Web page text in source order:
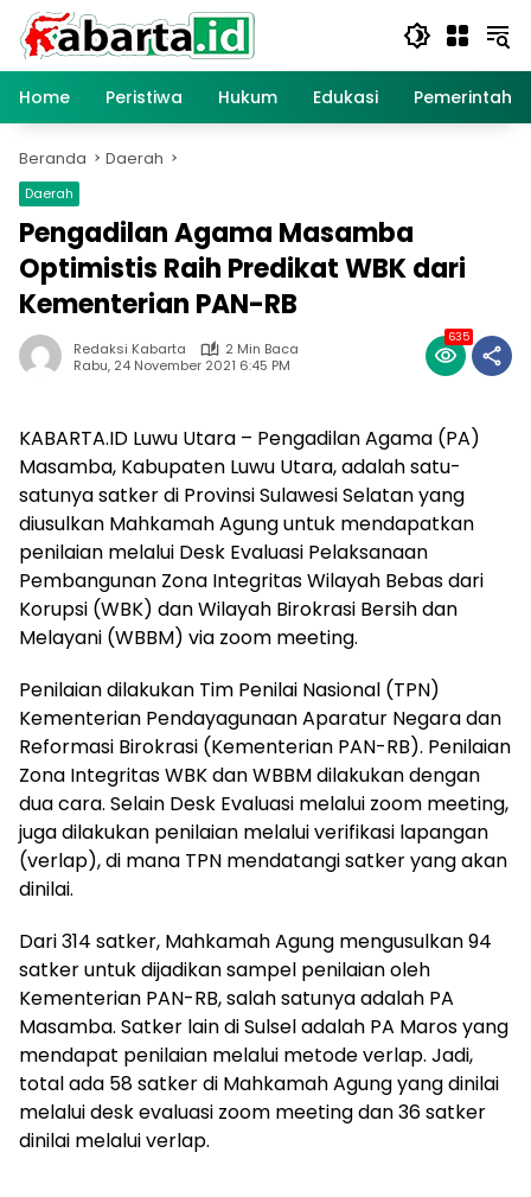
Langsung
konten
Home
Peristiwa Hukum Edukasi
Beranda Daerah
Daerah
Pengadilan Agama Masamba
Optimistis Raih Predikat WBK dari
Kementerian PAN-RB
Redaksi Kabarta
2 Min Baca
Rabu, 24 November 2021 6:45 PM
635
KABARTA.ID Luwu Utara – Pengadilan Agama (PA)
Masamba, Kabupaten Luwu Utara, adalah satu-
satunya satker di Provinsi Sulawesi Selatan yang
diusulkan Mahkamah Agung untuk mendapatkan
penilaian melalui Desk Evaluasi Pelaksanaan
Pembangunan Zona Integritas Wilayah Bebas dari
Korupsi (WBK) dan Wilayah Birokrasi Bersih dan
Melayani (WBBM) via zoom meeting.
Penilaian dilakukan Tim Penilai Nasional (TPN)
Kementerian Pendayagunaan Aparatur Negara dan
Reformasi Birokrasi (Kementerian PAN-RB). Penilaian
Zona Integritas WBK dan WBBM dilakukan dengan
dua cara. Selain Desk Evaluasi melalui zoom meeting,
juga dilakukan penilaian melalui verifikasi lapangan
(verlap), di mana TPN mendatangi satker yang akan
dinilai.
Dari 314 satker, Mahkamah Agung mengusulkan 94
satker untuk dijadikan sampel penilaian oleh
Kementerian PAN-RB, salah satunya adalah PA
Masamba. Satker lain di Sulsel adalah PA Maros yang
mendapat penilaian melalui metode verlap. Jadi,
total ada 58 satker di Mahkamah Agung yang dinilai
melalui desk evaluasi zoom meeting dan 36 satker
dinilai melalui verlap.